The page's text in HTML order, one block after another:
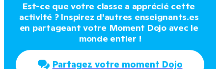
Est-ce que votre classe a apprécié cette
activité ? Inspirez d'autres enseignants.es
en partageant votre Moment Dojo avec le
monde entier !
Partagez votre moment Dojo